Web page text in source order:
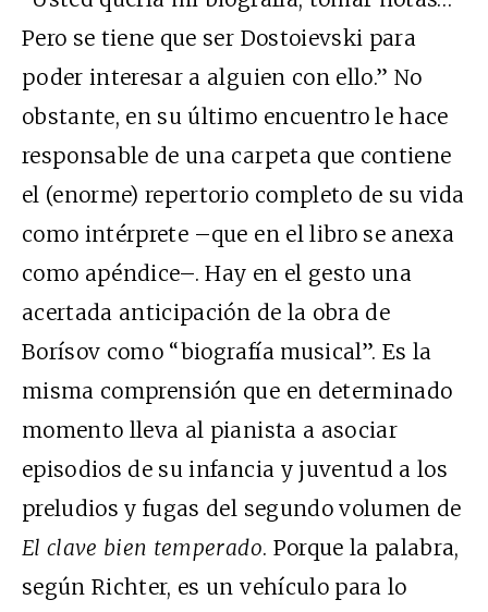
Pero se tiene que ser Dostoievski para
poder interesar a alguien con ello.” No
obstante, en su último encuentro le hace
responsable de una carpeta que contiene
el (enorme) repertorio completo de su vida
como intérprete –que en el libro se anexa
como apéndice–. Hay en el gesto una
acertada anticipación de la obra de
Borísov como “biografía musical”. Es la
misma comprensión que en determinado
momento lleva al pianista a asociar
episodios de su infancia y juventud a los
preludios y fugas del segundo volumen de
El clave bien temperado. Porque la palabra,
según Richter, es un vehículo para lo